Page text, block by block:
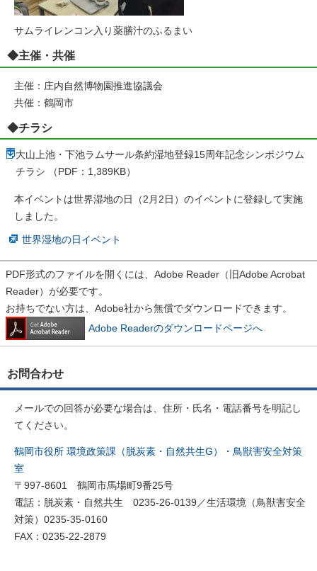
サムライレンコン入り薬膳汁のふるまい
◆主催・共催
主催：庄内自然博物園推進協議会
共催：鶴岡市
◆チラシ
大山上池・下池ラムサール条約湿地登録15周年記念シンポジウム
チラシ （PDF：1,389KB）
本イベントは世界湿地の日（2月2日）のイベントに登録して実施
しました。
世界湿地の日イベント
PDF形式のファイルを開くには、Adobe Reader（旧Adobe Acrobat
Reader）が必要です。
お持ちでない方は、Adobe社から無償でダウンロードできます。
Adobe Readerのダウンロードページへ
お問合わせ
メールでの回答が必要な場合は、住所・氏名・電話番号を明記し
てください。
鶴岡市役所 環境政策課（脱炭素・自然共生G）・鳥獣害安全対策
室
〒997-8601 鶴岡市馬場町9番25号
電話：脱炭素・自然共生 0235-26-0139／生活環境（鳥獣害安全
対策）0235-35-0160
FAX：0235-22-2879